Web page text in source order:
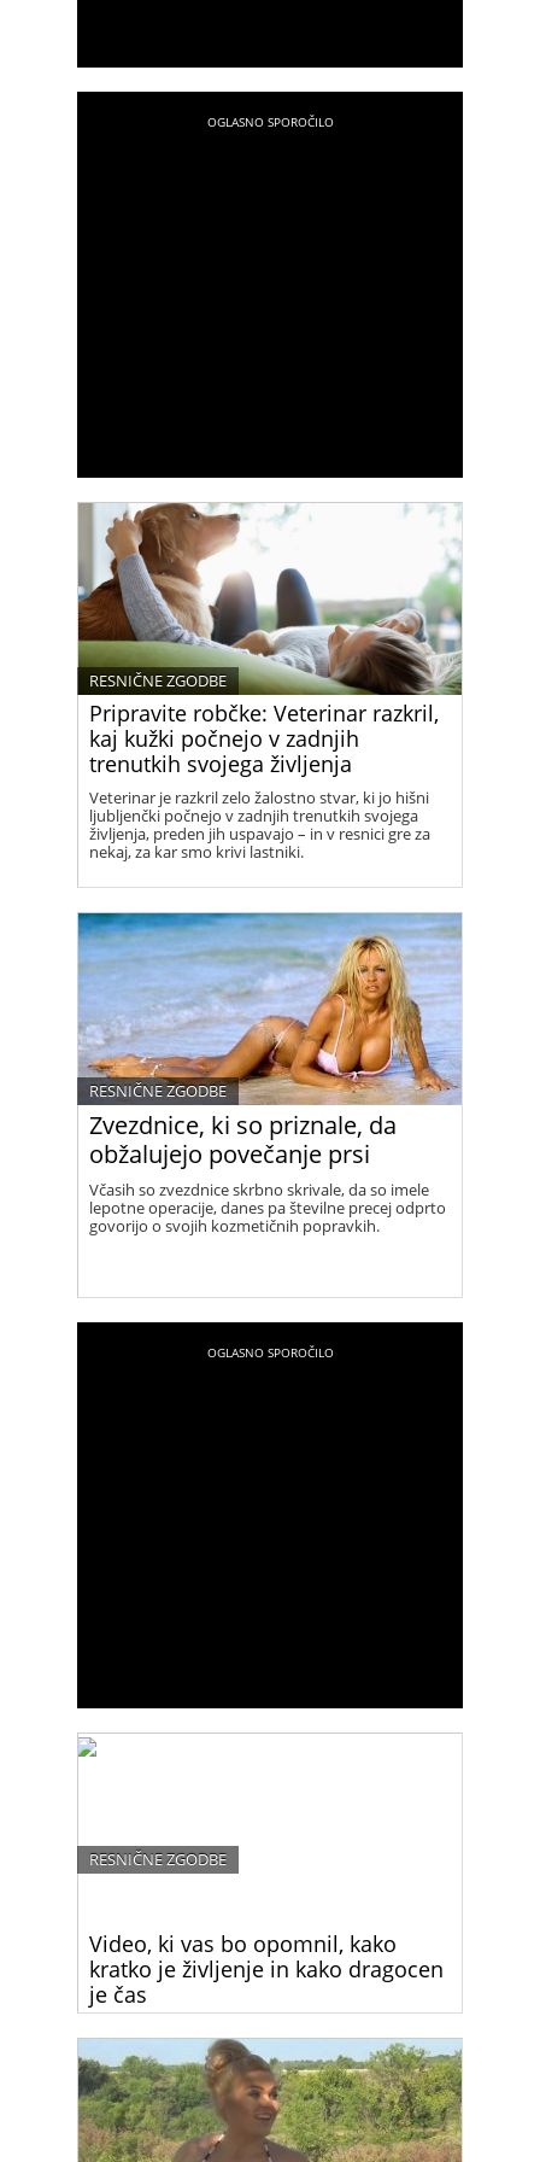
Pripravite robčke: Veterinar razkril,
kaj kužki počnejo v zadnjih
trenutkih svojega življenja
RESNIČNE ZGODBE
Veterinar je razkril zelo žalostno stvar, ki jo hišni
ljubljenčki počnejo v zadnjih trenutkih svojega
življenja, preden jih uspavajo – in v resnici gre za
nekaj, za kar smo krivi lastniki.
Zvezdnice, ki so priznale, da
obžalujejo povečanje prsi
RESNIČNE ZGODBE
Včasih so zvezdnice skrbno skrivale, da so imele
lepotne operacije, danes pa številne precej odprto
govorijo o svojih kozmetičnih popravkih.
Video, ki vas bo opomnil, kako
kratko je življenje in kako dragocen
je čas
RESNIČNE ZGODBE
mineva čas in kako neprecenljivi so določeni
trenutki. Teh se ne da dobiti nazaj, zato moramo
uživati v vsakem od njih, saj na koncu ostanejo le
spomini.